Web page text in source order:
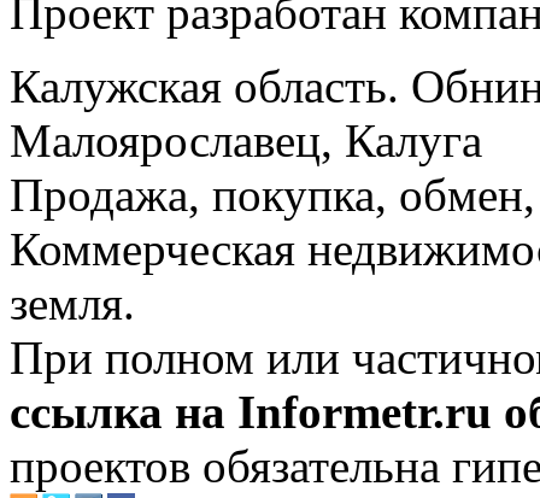
Проект разработан
Калужская область.
Малоярославец, Калуга
Продажа, покупка, обмен,
Коммерческая
земля.
При полном или
ссылка на Informetr.ru
проектов обязательна